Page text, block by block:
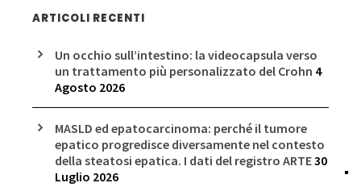
ARTICOLI RECENTI
Un occhio sull’intestino: la videocapsula verso
un trattamento più personalizzato del Crohn 4
Agosto 2026
MASLD ed epatocarcinoma: perché il tumore
epatico progredisce diversamente nel contesto
della steatosi epatica. I dati del registro ARTE30
Luglio 2026